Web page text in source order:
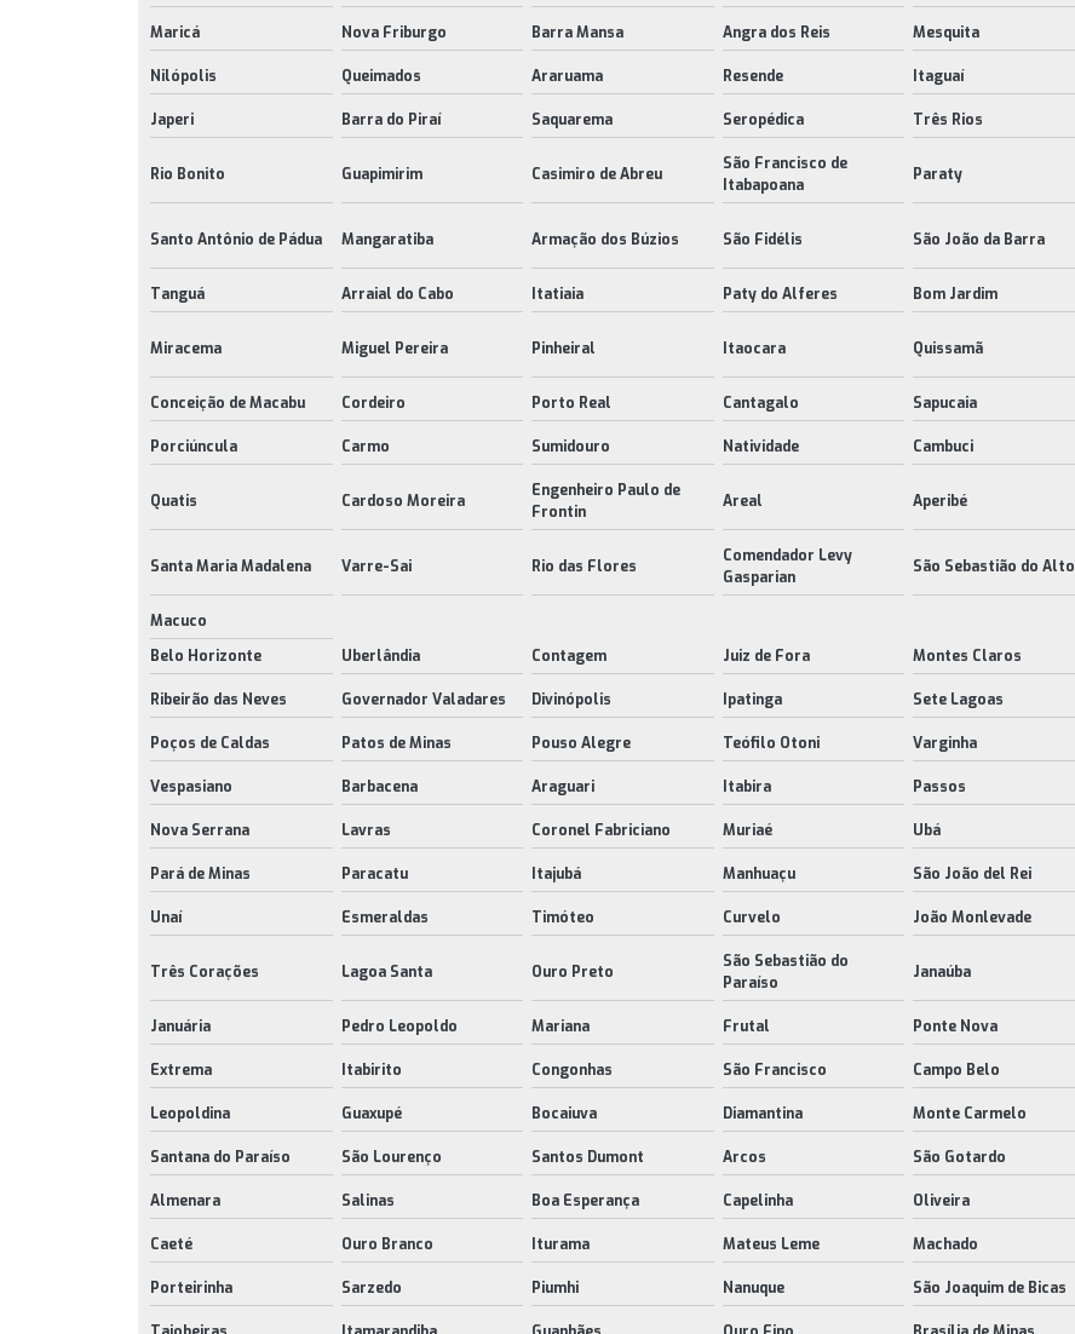
Maricá Nova Friburgo Barra Mansa Angra dos Reis Mesquita
Nilópolis Queimados Araruama Resende Itaguaí
Japeri Barra do Piraí Saquarema Seropédica Três Rios
Rio Bonito Guapimirim Casimiro de Abreu
São Francisco de
Itabapoana
Paraty
Santo Antônio de Pádua Mangaratiba Armação dos Búzios São Fidélis São João da Barra
Tanguá Arraial do Cabo Itatiaia Paty do Alferes Bom Jardim
Miracema Miguel Pereira Pinheiral Itaocara Quissamã
Conceição de Macabu Cordeiro Porto Real Cantagalo Sapucaia
Porciúncula Carmo Sumidouro Natividade Cambuci
Quatis Cardoso Moreira
Engenheiro Paulo de
Frontin
Areal Aperibé
Santa Maria Madalena Varre-Sai Rio das Flores
Comendador Levy
Gasparian
São Sebastião do Alto
Macuco
Belo Horizonte
Uberlândia Contagem Juiz de Fora Montes Claros
Ribeirão das Neves Governador Valadares Divinópolis Ipatinga Sete Lagoas
Poços de Caldas Patos de Minas Pouso Alegre Teófilo Otoni Varginha
Vespasiano Barbacena Araguari Itabira Passos
Nova Serrana Lavras Coronel Fabriciano Muriaé Ubá
Pará de Minas Paracatu Itajubá Manhuaçu São João del Rei
Unaí Esmeraldas Timóteo Curvelo João Monlevade
Três Corações Lagoa Santa Ouro Preto
São Sebastião do
Paraíso
Janaúba
Januária Pedro Leopoldo Mariana Frutal Ponte Nova
Extrema Itabirito Congonhas São Francisco Campo Belo
Leopoldina Guaxupé Bocaiuva Diamantina Monte Carmelo
Santana do Paraíso São Lourenço Santos Dumont Arcos São Gotardo
Almenara Salinas Boa Esperança Capelinha Oliveira
Caeté Ouro Branco Iturama Mateus Leme Machado
Porteirinha Sarzedo Piumhi Nanuque São Joaquim de Bicas